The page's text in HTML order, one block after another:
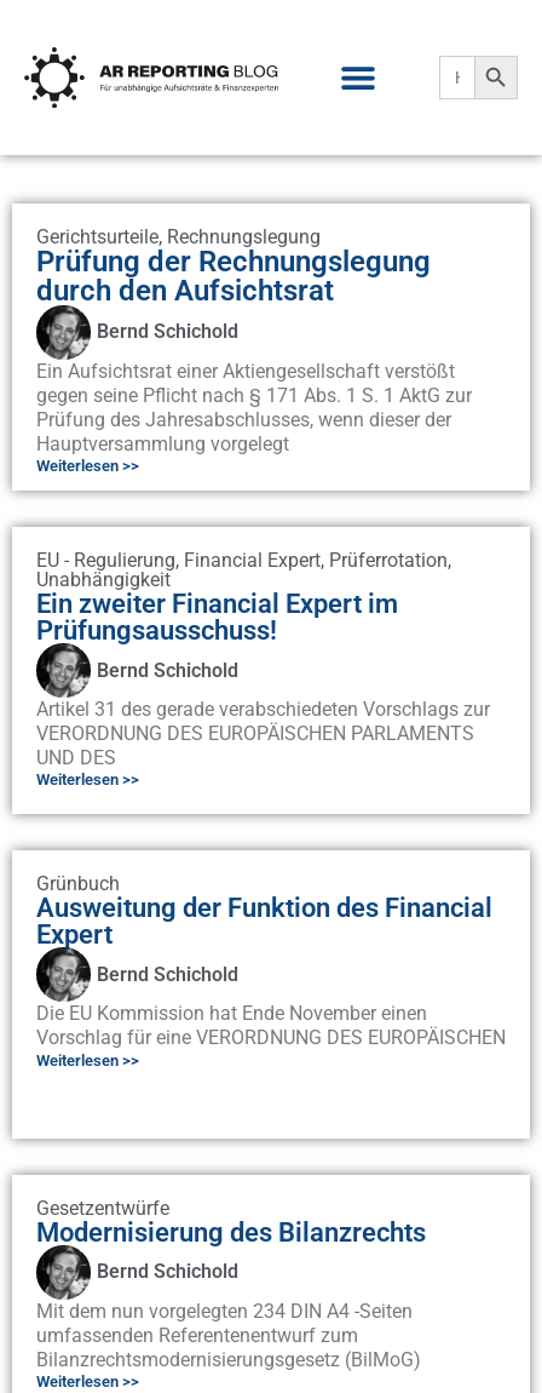
Search
for:
Gerichtsurteile, Rechnungslegung
Prüfung der Rechnungslegung
durch den Aufsichtsrat
Bernd Schichold
Ein Aufsichtsrat einer Aktiengesellschaft verstößt
gegen seine Pflicht nach § 171 Abs. 1 S. 1 AktG zur
Prüfung des Jahresabschlusses, wenn dieser der
Hauptversammlung vorgelegt
Weiterlesen >>
EU - Regulierung, Financial Expert, Prüferrotation,
Unabhängigkeit
Ein zweiter Financial Expert im
Prüfungsausschuss!
Bernd Schichold
Artikel 31 des gerade verabschiedeten Vorschlags zur
VERORDNUNG DES EUROPÄISCHEN PARLAMENTS
UND DES
Weiterlesen >>
Grünbuch
Ausweitung der Funktion des Financial
Expert
Bernd Schichold
Die EU Kommission hat Ende November einen
Vorschlag für eine VERORDNUNG DES EUROPÄISCHEN
Weiterlesen >>
Gesetzentwürfe
Modernisierung des Bilanzrechts
Bernd Schichold
Mit dem nun vorgelegten 234 DIN A4 -Seiten
umfassenden Referentenentwurf zum
Bilanzrechtsmodernisierungsgesetz (BilMoG)
Weiterlesen >>